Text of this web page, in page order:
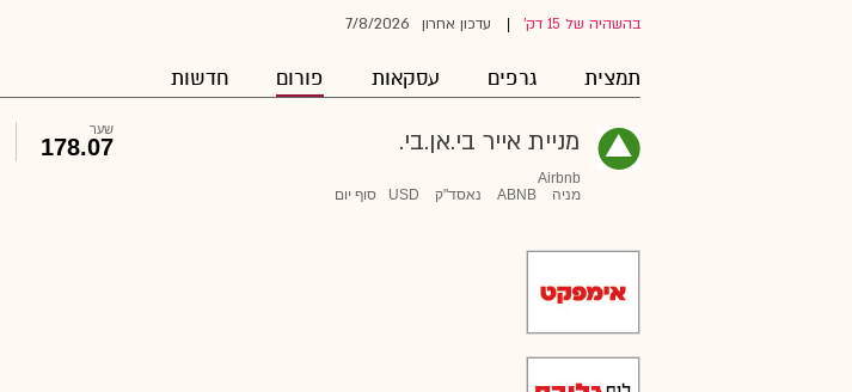
בהשהיה של 15 דק' עדכון אחרון 7/8/2026
תמצית גרפים עסקאות פורום חדשות
מניית אייר בי.אן.בי.
Airbnb
מניה
ABNB נאסד"ק USD סוף יום
שער
178.07